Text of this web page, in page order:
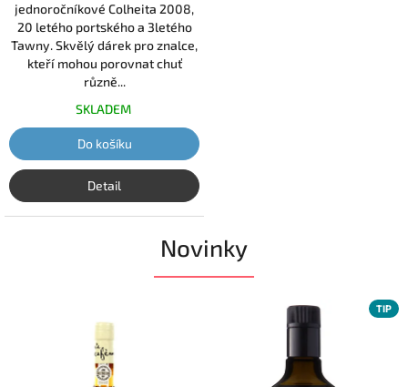
jednoročníkové Colheita 2008,
20 letého portského a 3letého
Tawny. Skvělý dárek pro znalce,
kteří mohou porovnat chuť
různě...
SKLADEM
Do košíku
Detail
Novinky
TIP